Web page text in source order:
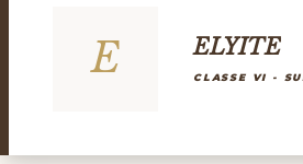
E ELYITE
CLASSE VI -